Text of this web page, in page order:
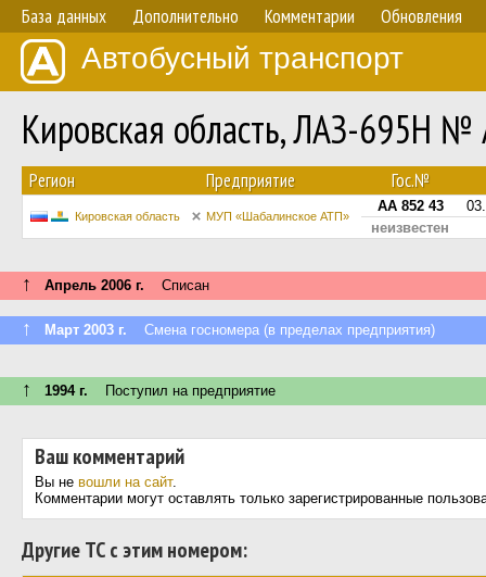
База данных Дополнительно Комментарии Обновления
Автобусный транспорт
Кировская область, ЛАЗ-695Н
Регион Предприятие Гос.№
Кировская область МУП «Шабалинское АТП»
АА 852 43
неизвестен
↑ Апрель 2006 г. Списан
↑ Март 2003 г. Смена госномера (в пределах предприятия)
↑ 1994 г. Поступил на предприятие
Ваш комментарий
Вы не вошли на сайт.
Комментарии могут оставлять только зарегистрированные
Другие ТС с этим номером: